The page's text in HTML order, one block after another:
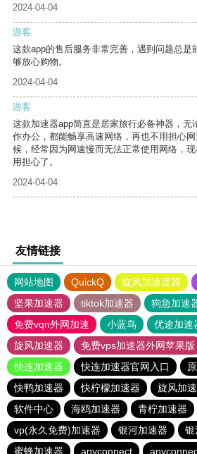
2024-04-04
游客
这款app的售后服务非常完善，遇到问题总是
够放心购物。
2024-04-04
游客
这款加速器app简直是居家旅行必备神器，无
作办公，都能畅享高速网络，再也不用担心
候，经常因为网速慢而无法正常使用网络，
用担心了。
2024-04-04
友情链接
网站地图 QuickQ 旋风加速度器
坚果加速器
tiktok加速器
狗急加速
免费vqn外网加速
小蓝鸟 优途加速
旋风加速器
免费vps加速器外网苹果版
快连加速器
快连加速器官网入口
快鸭加速器
快柠檬加速器 旋风加
软件中心
海鸥加速器 青柠加速器
vp(永久免费)加速器
银河加速器
银
蜜蜂加速器
anyconnect